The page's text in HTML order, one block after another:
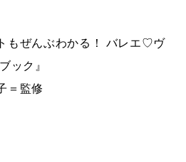
もぜんぶわかる！ バレエ♡ヴ
ック』
監修